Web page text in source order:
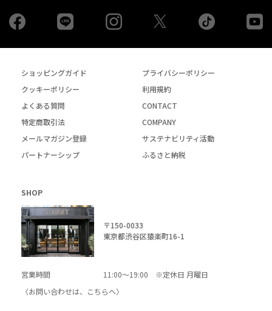
Facebook Instagram tiktok
ショッピングガイド
プライバシーポリシー
クッキーポリシー
利用規約
よくある質問
CONTACT
特定商取引法
COMPANY
メールマガジン登録
サステナビリティ活動
パートナーシップ
ふるさと納税
SHOP
〒150-0033
東京都渋谷区猿楽町16-1
営業時間
11:00～19:00 ※定休日 月曜日
〈お問い合わせは、
こちらへ〉